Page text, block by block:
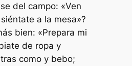
del campo: «Ven
a la mesa»?
bien: «Prepara mi
de ropa y
como y bebo;